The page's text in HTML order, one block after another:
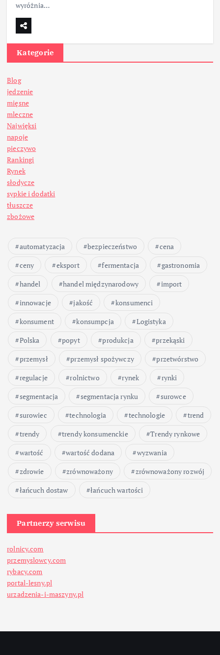
wyróżnia…
Kategorie
Blog
jedzenie
mięsne
mleczne
Najwięksi
napoje
pieczywo
Rankingi
Rynek
słodycze
sypkie i dodatki
tłuszcze
zbożowe
automatyzacja bezpieczeństwo
cena
ceny
eksport fermentacja
gastronomia
handel
handel międzynarodowy
import
innowacje
jakość
konsumenci
konsument
konsumpcja
Logistyka
Polska
popyt produkcja
przekąski
przemysł
przemysł spożywczy
przetwórstwo
regulacje
rolnictwo rynek
rynki
segmentacja
segmentacja rynku
surowce
surowiec
technologia technologie
trend
trendy
trendy konsumenckie
Trendy rynkowe
wartość
wartość dodana
wyzwania
zdrowie
zrównoważony
zrównoważony rozwój
łańcuch dostaw
łańcuch wartości
Partnerzy serwisu
rolnicy.com
przemyslowcy.com
rybacy.com
portal-lesny.pl
urzadzenia-i-maszyny.pl